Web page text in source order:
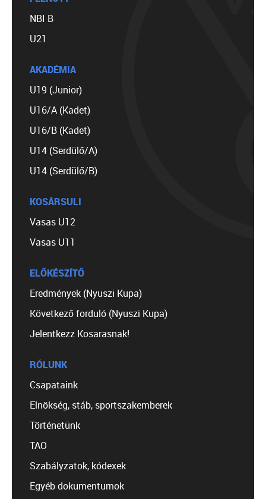
NBI B
U21
AKADÉMIA
U19 (Junior)
U16/A (Kadet)
U16/B (Kadet)
U14 (Serdülő/A)
U14 (Serdülő/B)
KOSÁRSULI
Vasas U12
Vasas U11
ELŐKÉSZÍTŐ
Eredmények (Nyuszi Kupa)
Következő forduló (Nyuszi Kupa)
Jelentkezz Kosarasnak!
RÓLUNK
Csapataink
Elnökség, stáb, sportszakemberek
Történetünk
TAO
Szabályzatok, kódexek
Egyéb dokumentumok